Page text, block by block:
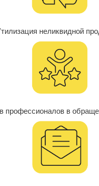
неликвидной
профессионалов в